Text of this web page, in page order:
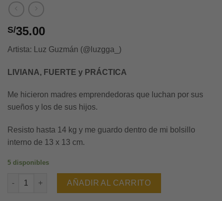
S/35.00
Artista: Luz Guzmán (@luzgga_)
LIVIANA, FUERTE y PRÁCTICA
Me hicieron madres emprendedoras que luchan por sus
sueños y los de sus hijos.
Resisto hasta 14 kg y me guardo dentro de mi bolsillo
interno de 13 x 13 cm.
5 disponibles
Luzgga - Llamitas cantidad
AÑADIR AL CARRITO